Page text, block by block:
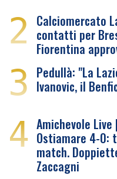
2 Calciomercato
contatti per
Fiorentina
3 Pedullà: "La
Ivanovic, il
4 Amichevole Live
Ostiamare 4-0:
match.
Zaccagni